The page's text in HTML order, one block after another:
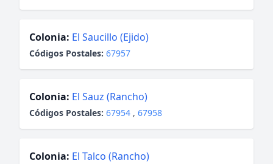
Colonia: El Saucillo (Ejido)
Códigos Postales: 67957
Colonia: El Sauz (Rancho)
Códigos Postales: 67954 , 67958
Colonia: El Talco (Rancho)